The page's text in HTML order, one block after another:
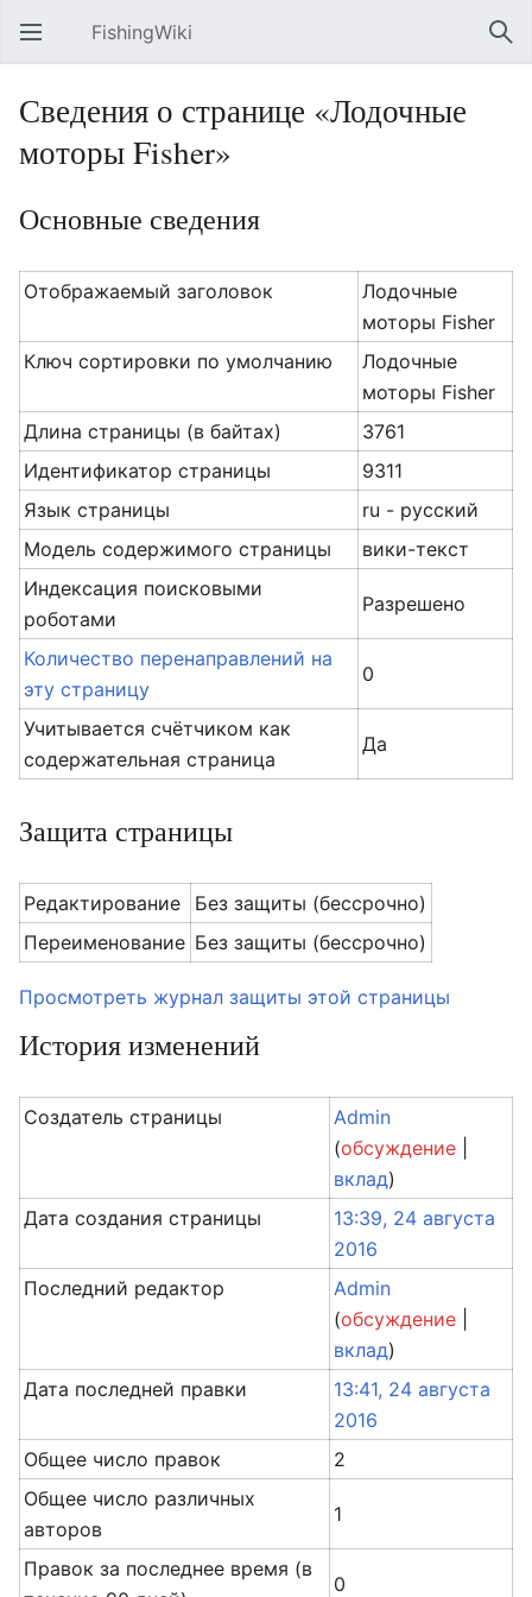
Открыть главное меню FishingWiki
Сведения о странице «Лодочные
моторы Fisher»
Основные сведения
Отображаемый заголовок
Лодочные
моторы Fisher
Ключ сортировки по умолчанию
Лодочные
моторы Fisher
Длина страницы (в байтах)
3761
Идентификатор страницы
9311
Язык страницы
ru - русский
Модель содержимого страницы
вики-текст
Индексация поисковыми
роботами
Разрешено
Количество перенаправлений на
эту страницу
0
Учитывается счётчиком как
содержательная страница
Да
Защита страницы
Редактирование
Без защиты (бессрочно)
Переименование Без защиты (бессрочно)
Просмотреть журнал защиты этой страницы
История изменений
Создатель страницы
Admin
(обсуждение
вклад)
Дата создания страницы
13:39, 24 августа
2016
Последний редактор
Admin
(обсуждение
вклад)
Дата последней правки
13:41, 24 августа
2016
Общее число правок
2
Общее число различных
авторов
1
Правок за последнее время (в
0